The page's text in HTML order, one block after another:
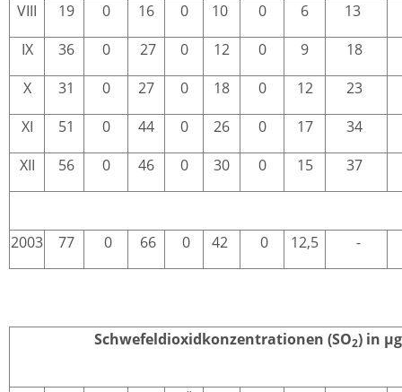
VIII
19 0 16 0 10 0 6
13
IX
36 0 27 0 12 0 9
18
X
31 0 27 0 18 0 12
23
XI
51 0 44 0 26 0 17
34
XII
56 0 46 0 30 0 15 37
2003 77 0 66 0 42 0 12,5 -
Schwefeldioxidkonzentrationen (SO2) in